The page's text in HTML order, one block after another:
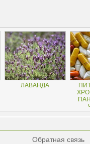
ЛАВАНДА
Обратная связь